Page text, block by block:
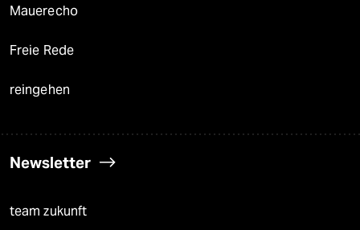
Mauerecho
Freie Rede
reingehen
Newsletter
team zukunft